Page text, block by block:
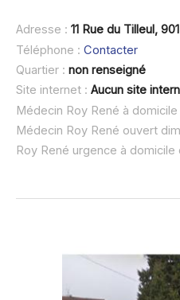
Adresse : 11 Rue du Tilleul,
Téléphone : Contacter
Quartier : non renseigné
Site internet : Aucun site
Médecin Roy René à domicile
Médecin Roy René ouvert
Roy René urgence à domicile